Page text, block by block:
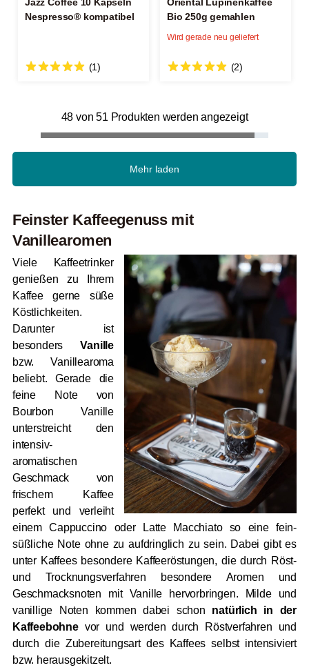
Nespresso® kompatibel
(1)
Bio 250g gemahlen
(2)
Wird gerade neu geliefert
48 von 51 Produkten werden angezeigt
Mehr laden
Feinster Kaffeegenuss mit
Vanillearomen
Viele Kaffeetrinker
genießen zu Ihrem
Kaffee gerne süße
Köstlichkeiten.
Darunter ist
besondersVanille
bzw. Vanillearoma
beliebt. Gerade die
feine Note von
Bourbon Vanille
unterstreicht den
intensiv-
aromatischen
Geschmack von
frischem Kaffee
perfekt und verleiht
einem Cappuccino oder Latte Macchiato so eine fein-
süßliche Note ohne zu aufdringlich zu sein. Dabei gibt es
unter Kaffees besondere Kaffeeröstungen, die durch Röst-
und Trocknungsverfahren besondere Aromen und
Geschmacksnoten mit Vanille hervorbringen. Milde und
vanillige Noten kommen dabei schon natürlich in der
Kaffeebohnevor und werden durch Röstverfahren und
durch die Zubereitungsart des Kaffees selbst intensiviert
bzw. herausgekitzelt.